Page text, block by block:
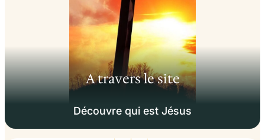
A travers le site
Découvre qui est Jésus